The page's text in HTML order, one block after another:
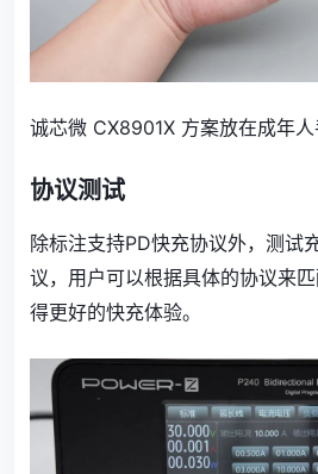
诚芯微 CX8901X 方案放在成年人
协议测试
除标注支持PD快充协议外，测试
议，用户可以根据具体的协议来
得更好的快充体验。